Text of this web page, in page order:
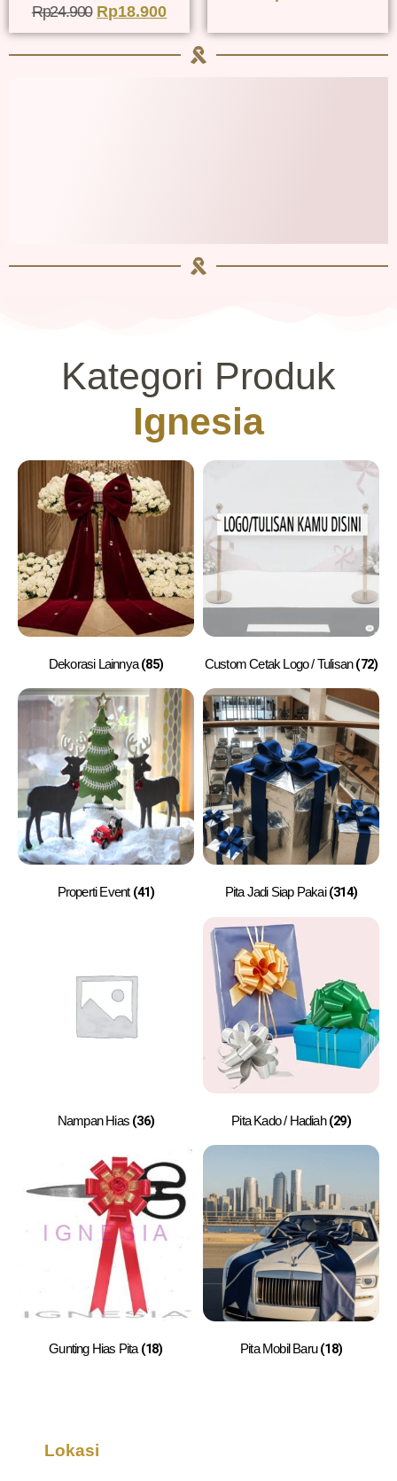
Rp24.900 Rp18.900
Kategori Produk
Ignesia
Dekorasi Lainnya(85) Custom Cetak Logo / Tulisan(72)
Properti Event (41) Pita Jadi Siap Pakai(314)
Nampan Hias (36) Pita Kado / Hadiah(29)
Gunting Hias Pita (18) Pita Mobil Baru(18)
Lokasi